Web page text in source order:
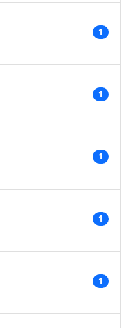
1
1
1
1
1